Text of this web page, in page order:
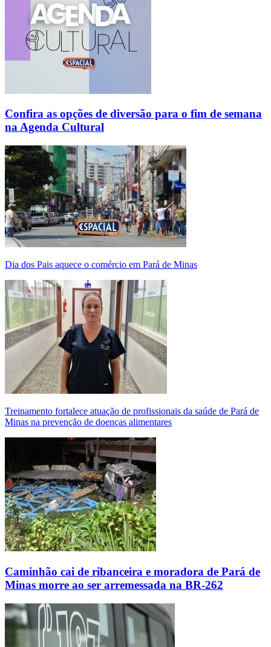
Confira as opções de diversão para o fim de semana
na Agenda Cultural
Dia dos Pais aquece o comércio em Pará de Minas
Treinamento fortalece atuação de profissionais da saúde de Pará de
Minas na prevenção de doenças alimentares
Caminhão cai de ribanceira e moradora de Pará de
Minas morre ao ser arremessada na BR-262